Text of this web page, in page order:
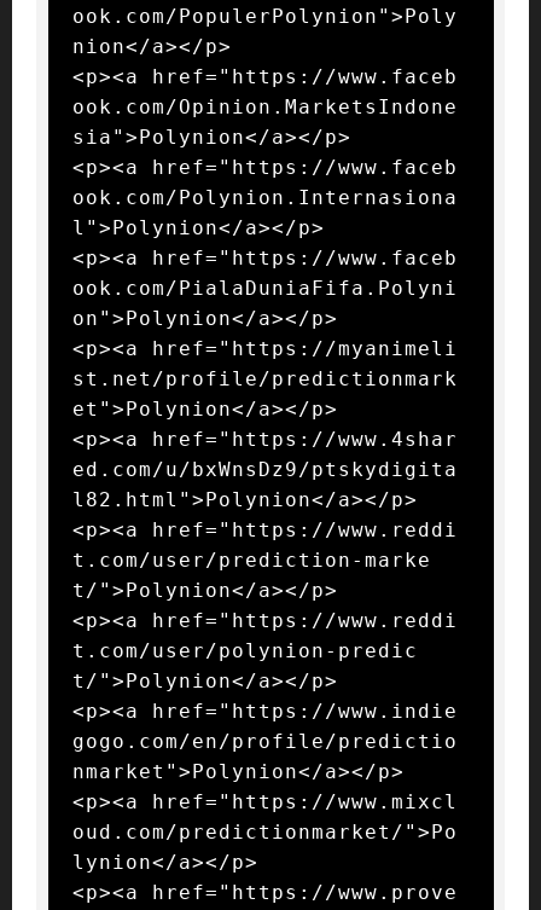
ook.com/PopulerPolynion">Poly
nion</a></p>
<p><a href="https://www.faceb
ook.com/Opinion.MarketsIndone
sia">Polynion</a></p>
<p><a href="https://www.faceb
ook.com/Polynion.Internasiona
l">Polynion</a></p>
<p><a href="https://www.faceb
ook.com/PialaDuniaFifa.Polyni
on">Polynion</a></p>
<p><a href="https://myanimeli
st.net/profile/predictionmark
et">Polynion</a></p>
<p><a href="https://www.4shar
ed.com/u/bxWnsDz9/ptskydigita
l82.html">Polynion</a></p>
<p><a href="https://www.reddi
t.com/user/prediction-marke
t/">Polynion</a></p>
<p><a href="https://www.reddi
t.com/user/polynion-predic
t/">Polynion</a></p>
<p><a href="https://www.indie
gogo.com/en/profile/predictio
nmarket">Polynion</a></p>
<p><a href="https://www.mixcl
oud.com/predictionmarket/">Po
lynion</a></p>
<p><a href="https://www.prove